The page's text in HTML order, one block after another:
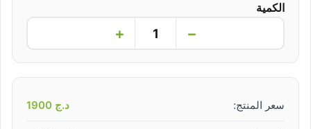
الكمية
−
+
سعر المنتج: د.ج